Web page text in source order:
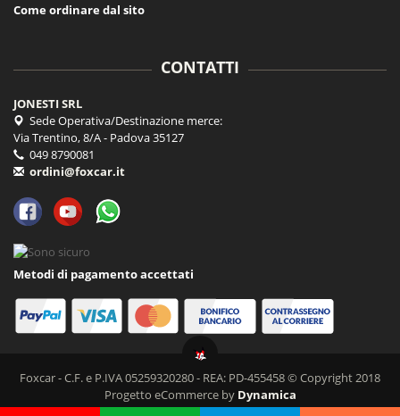
Come ordinare dal sito
CONTATTI
JONESTI SRL
Sede Operativa/Destinazione merce:
Via Trentino, 8/A - Padova 35127
049 8790081
ordini@foxcar.it
Metodi di pagamento accettati
Foxcar - C.F. e P.IVA 05259320280 - REA: PD-455458 © Copyright 2018
Progetto eCommerce by Dynamica